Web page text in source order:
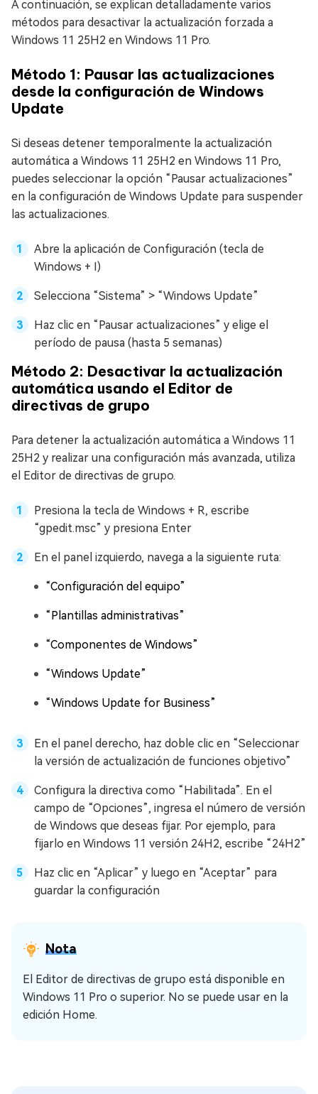
A continuación, se explican detalladamente varios
métodos para desactivar la actualización forzada a
Windows 11 25H2 en Windows 11 Pro.
Método 1: Pausar las actualizaciones
desde la configuración de Windows
Update
Si deseas detener temporalmente la actualización
automática a Windows 11 25H2 en Windows 11 Pro,
puedes seleccionar la opción “Pausar actualizaciones”
en la configuración de Windows Update para suspender
las actualizaciones.
Abre la aplicación de Configuración (tecla de
Windows + I)
Selecciona “Sistema” > “Windows Update”
Haz clic en “Pausar actualizaciones” y elige el
período de pausa (hasta 5 semanas)
Método 2: Desactivar la actualización
automática usando el Editor de
directivas de grupo
Para detener la actualización automática a Windows 11
25H2 y realizar una configuración más avanzada, utiliza
el Editor de directivas de grupo.
Presiona la tecla de Windows + R, escribe
“gpedit.msc” y presiona Enter
En el panel izquierdo, navega a la siguiente ruta:
“Configuración del equipo”
“Plantillas administrativas”
“Componentes de Windows”
“Windows Update”
“Windows Update for Business”
En el panel derecho, haz doble clic en “Seleccionar
la versión de actualización de funciones objetivo”
Configura la directiva como “Habilitada”. En el
campo de “Opciones”, ingresa el número de versión
de Windows que deseas fijar. Por ejemplo, para
fijarlo en Windows 11 versión 24H2, escribe “24H2”
Haz clic en “Aplicar” y luego en “Aceptar” para
guardar la configuración
Nota
El Editor de directivas de grupo está disponible en
Windows 11 Pro o superior. No se puede usar en la
edición Home.